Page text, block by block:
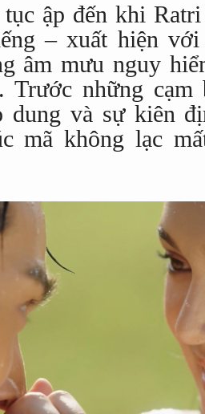
ập đến khi
– xuất hiện
âm mưu nguy
Trước những
dung và sự kiên
mã không lạc